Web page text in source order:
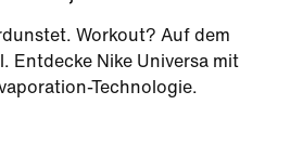
Workout? Auf dem
Entdecke Nike Universa mit
Technologie.